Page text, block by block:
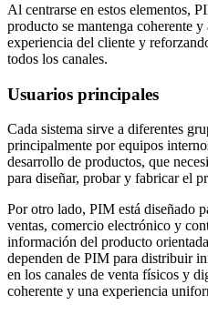
Al centrarse en estos elementos,
producto se mantenga coherente
experiencia del cliente y
todos los canales.
Usuarios principales
Cada sistema sirve a diferentes
principalmente por equipos
desarrollo de productos, que
para diseñar, probar y fabricar el
Por otro lado, PIM está diseñado
ventas, comercio electrónico y
información del producto
dependen de PIM para distribuir
en los canales de venta físicos y
coherente y una experiencia